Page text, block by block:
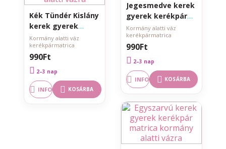
Kék Tündér Kislány
kerek gyerek
kerékpár matrica
kormány alatti
vázra
Kormány alatti váz
kerékpármatrica
990Ft
2–3 nap
INFO KOSÁRBA
Jegesmedve kerek
gyerek kerékpár
matrica kormány
alatti vázra
Kormány alatti váz
kerékpármatrica
990Ft
2–3 nap
INFO KOSÁRBA